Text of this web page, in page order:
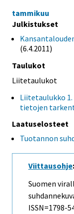
tammikuu
Julkistukset
(6.4.2011)
Taulukot
Liitetaulukot
Liitetaulukko 1.
tietojen
Laatuselosteet
Tuotannon
Viittausohje:
Suomen
ISSN=1798-